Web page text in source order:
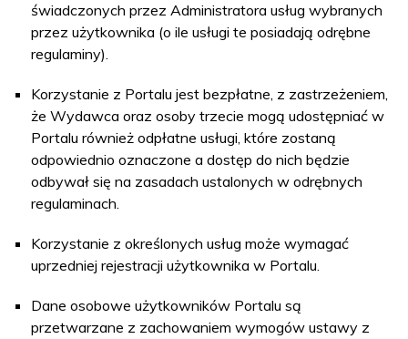
świadczonych przez Administratora usług wybranych
przez użytkownika (o ile usługi te posiadają odrębne
regulaminy).
Korzystanie z Portalu jest bezpłatne, z zastrzeżeniem,
że Wydawca oraz osoby trzecie mogą udostępniać w
Portalu również odpłatne usługi, które zostaną
odpowiednio oznaczone a dostęp do nich będzie
odbywał się na zasadach ustalonych w odrębnych
regulaminach.
Korzystanie z określonych usług może wymagać
uprzedniej rejestracji użytkownika w Portalu.
Dane osobowe użytkowników Portalu są
przetwarzane z zachowaniem wymogów ustawy z